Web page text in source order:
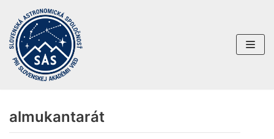
Preskočiť
na
obsah
almukantarát